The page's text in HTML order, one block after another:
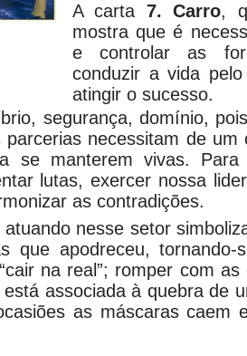
A carta 7. Carro,
mostra que é
e controlar as
conduzir a vida
atingir o sucesso.
segurança, domínio,
parcerias necessitam de
se manterem vivas.
lutas, exercer nossa
as contradições.
atuando nesse setor
que apodreceu, tornando-
na real”; romper com
associada à quebra de
as máscaras caem